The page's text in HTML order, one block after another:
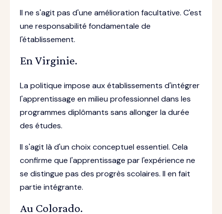
Il ne s'agit pas d'une amélioration facultative. C'est
une responsabilité fondamentale de
l'établissement.
En Virginie.
La politique impose aux établissements d'intégrer
l'apprentissage en milieu professionnel dans les
programmes diplômants sans allonger la durée
des études.
Il s'agit là d'un choix conceptuel essentiel. Cela
confirme que l'apprentissage par l'expérience ne
se distingue pas des progrès scolaires. Il en fait
partie intégrante.
Au Colorado.